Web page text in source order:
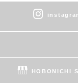
HOBONICHI